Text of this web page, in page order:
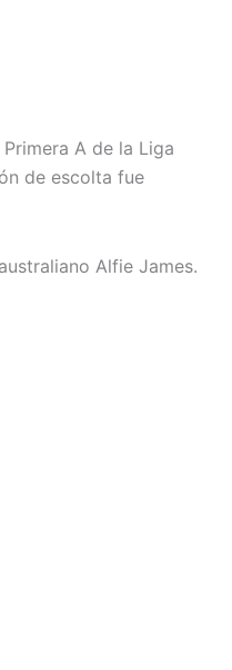
A de la Liga
de escolta fue
Alfie James.